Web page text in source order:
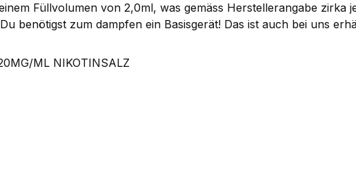
Füllvolumen von 2,0ml, was gemäss Herstellerangabe zirka
benötigst zum dampfen ein Basisgerät! Das ist auch bei uns
ML NIKOTINSALZ